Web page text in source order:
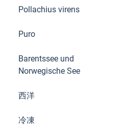
Pollachius virens
Puro
Barentssee und
Norwegische See
西洋
冷凍